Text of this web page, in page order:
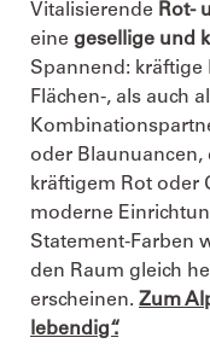
Vitalisierende Rot-
eine gesellige und
Spannend:
Flächen-, als auch
oder
kräftigem Rot oder
moderne
Statement-Farben
den Raum gleich
erscheinen. Zum
lebendig“.